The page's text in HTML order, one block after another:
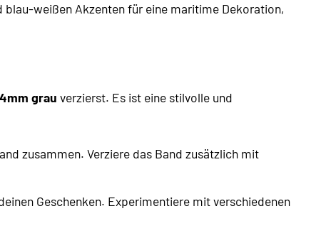
weißen Akzenten für eine maritime Dekoration,
grau verzierst. Es ist eine stilvolle und
zusammen. Verziere das Band zusätzlich mit
Geschenken. Experimentiere mit verschiedenen